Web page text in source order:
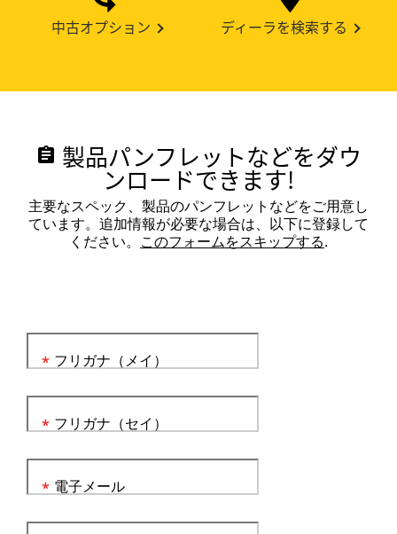
中古オプション ディーラを検索する
assignment 製品パンフレットなどをダウ
ンロードできます!
主要なスペック、製品のパンフレットなどをご用意し
ています。追加情報が必要な場合は、以下に登録して
ください。 このフォームをスキップする.
フリガナ（メイ）
*
フリガナ（セイ）
*
電子メール
*